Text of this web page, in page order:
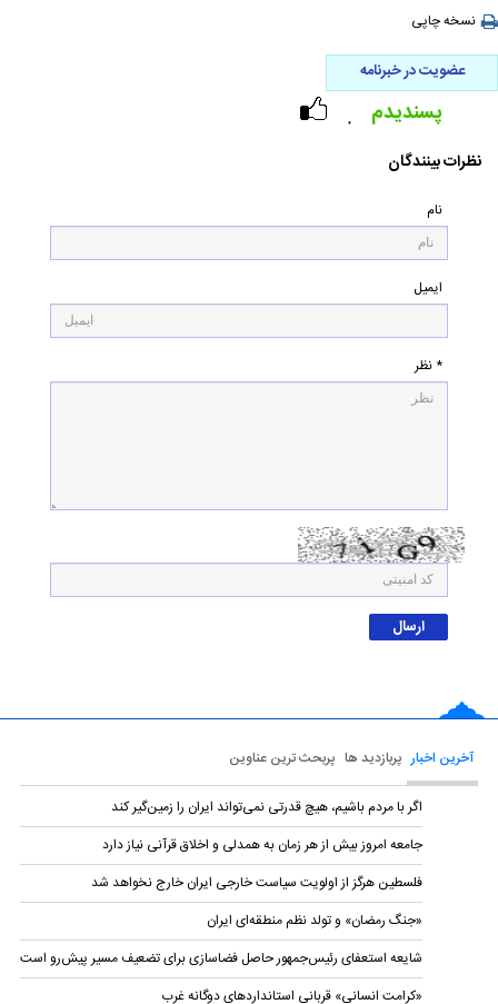
نسخه چاپی
عضویت در خبرنامه
۰ پسندیدم
نظرات بینندگان
نام
ایمیل
* نظر
آخرین اخبار پربازدید ها پربحث ترین عناوین
اگر با مردم باشیم، هیچ قدرتی نمی‌تواند ایران را زمین‌گیر کند
جامعه امروز بیش از هر زمان به همدلی و اخلاق قرآنی نیاز دارد
فلسطین هرگز از اولویت سیاست خارجی ایران خارج نخواهد شد
«جنگ رمضان» و تولد نظم منطقه‌ای ایران
شایعه استعفای رئیس‌جمهور حاصل فضاسازی برای تضعیف مسیر پیش‌رو است
«کرامت انسانی» قربانی استاندارد‌های دوگانه غرب